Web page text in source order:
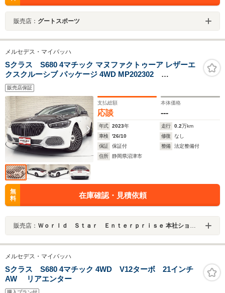
販売店： グートスポーツ
メルセデス・マイバッハ
Sクラス S680 4マチック マヌファクトゥーア レザーエ
クスクルーシブ パッケージ 4WD MP202302
OP973/21inAW/白革/Rエンターテイメント
販売店保証
支払総額
応談
本体価格
---
年式 2023年 走行 0.2万km
車検
'26/10 修復
なし
保証
保証付 整備
法定整備付
住所
静岡県沼津市
無
料
在庫確認・見積依頼
販売店： Ｗｏｒｌｄ Ｓｔａｒ Ｅｎｔｅｒｐｒｉｓｅ 本社ショールーム
メルセデス・マイバッハ
Sクラス S680 4マチック 4WD V12ターボ 21インチ
AW リアエンター